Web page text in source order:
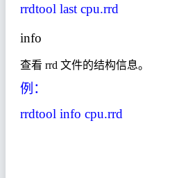
rrdtool last cpu.rrd
info
查看 rrd 文件的结构信息。
例：
rrdtool info cpu.rrd